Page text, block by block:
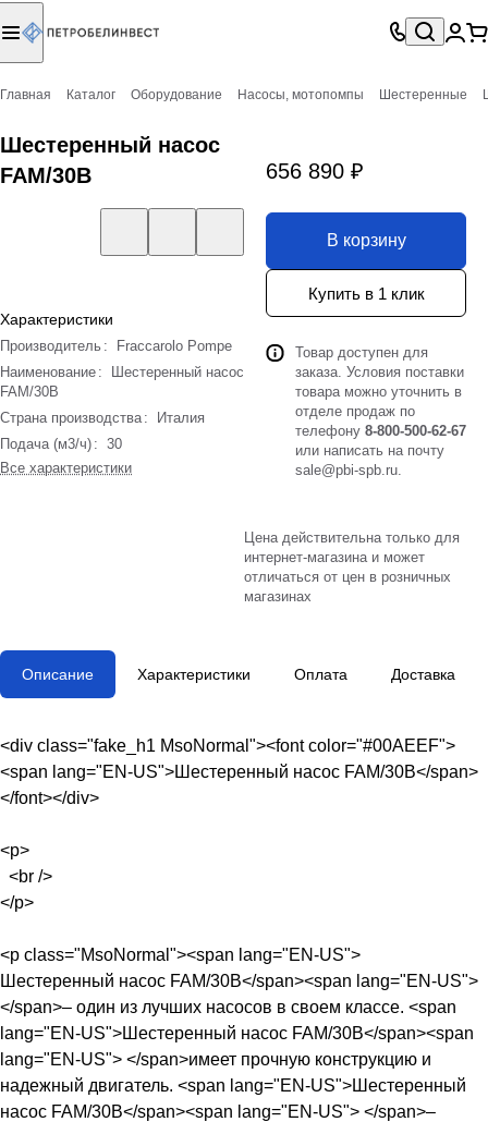
Главная Каталог Оборудование Насосы, мотопомпы Шестеренные
Шестеренный насос
FAM/30B
Характеристики
Производитель :
Fraccarolo Pompe
Наименование :
Шестеренный насос
FAM/30B
Страна производства :
Италия
Подача (м3/ч) : 30
Все характеристики
656 890 ₽
В корзину
Купить в 1 клик
Товар доступен для
заказа. Условия поставки
товара можно уточнить в
отделе продаж по
телефону 8-800-500-62-67
или написать на почту
sale@pbi-spb.ru.
Цена действительна только для
интернет-магазина и может
отличаться от цен в розничных
магазинах
Описание Характеристики Оплата Доставка
<div class="fake_h1 MsoNormal"><font color="#00AEEF">
<span lang="EN-US">Шестеренный насос FAM/30B</span>
</font></div>
<p>
<br />
</p>
<p class="MsoNormal"><span lang="EN-US">
Шестеренный насос FAM/30B</span><span lang="EN-US">
</span>– один из лучших насосов в своем классе. <span
lang="EN-US">Шестеренный насос FAM/30B</span><span
lang="EN-US"> </span>имеет прочную конструкцию и
надежный двигатель. <span lang="EN-US">Шестеренный
насос FAM/30B</span><span lang="EN-US"> </span>–